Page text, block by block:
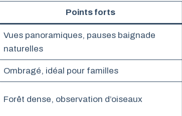
Points forts
Vues panoramiques, pauses baignade
naturelles
Ombragé, idéal pour familles
Forêt dense, observation d’oiseaux